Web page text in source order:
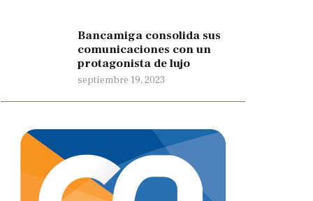
Bancamiga consolida sus
comunicaciones con un
protagonista de lujo
septiembre 19, 2023